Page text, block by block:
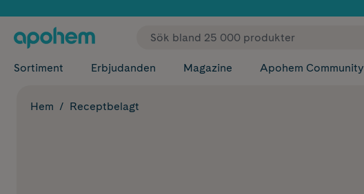
Sortiment Erbjudanden Magazine Apohem Community
Hem Receptbelagt